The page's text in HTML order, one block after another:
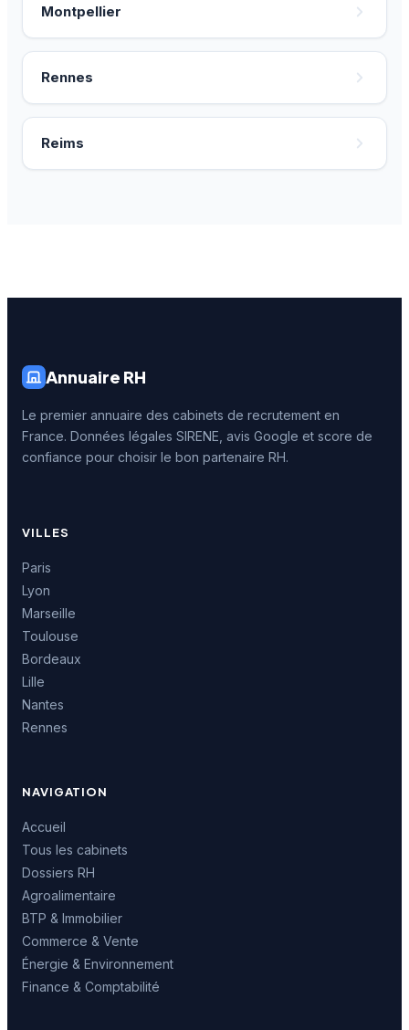
Montpellier
Rennes
Reims
Annuaire RH
Le premier annuaire des cabinets de recrutement en
France. Données légales SIRENE, avis Google et score de
confiance pour choisir le bon partenaire RH.
VILLES
Paris
Lyon
Marseille
Toulouse
Bordeaux
Lille
Nantes
Rennes
NAVIGATION
Accueil
Tous les cabinets
Dossiers RH
Agroalimentaire
BTP & Immobilier
Commerce & Vente
Énergie & Environnement
Finance & Comptabilité